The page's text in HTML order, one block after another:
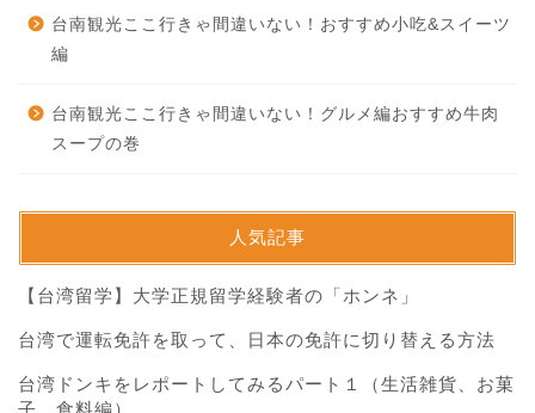
台南観光ここ行きゃ間違いない！おすすめ小吃&スイーツ
編
台南観光ここ行きゃ間違いない！グルメ編おすすめ牛肉
スープの巻
人気記事
【台湾留学】大学正規留学経験者の「ホンネ」
台湾で運転免許を取って、日本の免許に切り替える方法
台湾ドンキをレポートしてみるパート１（生活雑貨、お菓
子、食料編）